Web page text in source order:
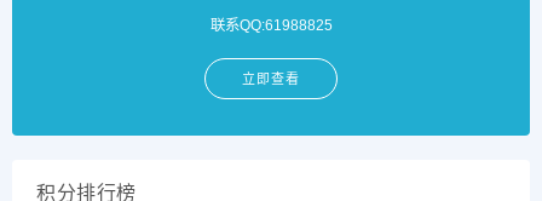
联系QQ:61988825
立即查看
积分排行榜